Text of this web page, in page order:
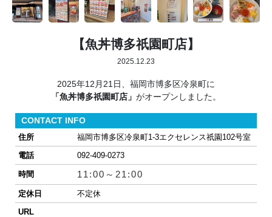
【魚丼博多祇園町店】
2025.12.23
2025年12月21日、福岡市博多区冷泉町に
「魚丼博多祇園町店」 がオープンしました。
CONTACT INFO
住所
福岡市博多区冷泉町1-3エクセレンス祇園102号室
電話
092-409-0273
時間 11:00～21:00
定休日
不定休
URL